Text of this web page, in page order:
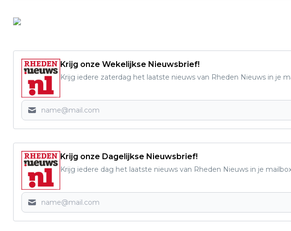
Krijg onze Wekelijkse Nieuwsbrief!
Krijg iedere zaterdag het laatste nieuws van Rheden Nieuws in je
Krijg onze Dagelijkse Nieuwsbrief!
Krijg iedere dag het laatste nieuws van Rheden Nieuws in je